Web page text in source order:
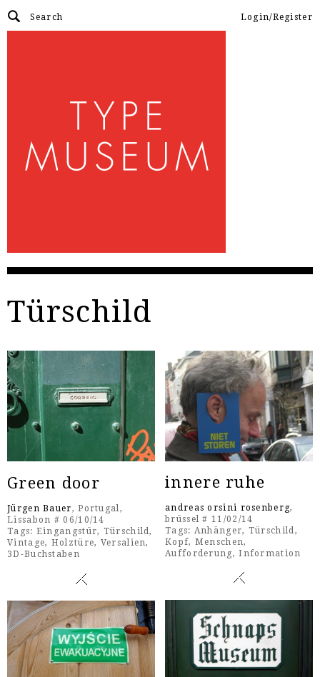
Login/Register
Türschild
Green door
Jürgen Bauer, Portugal,
Lissabon # 06/10/14
Tags: Eingangstür, Türschild,
Vintage, Holztüre, Versalien,
3D-Buchstaben
innere ruhe
andreas orsini rosenberg,
brüssel # 11/02/14
Tags: Anhänger, Türschild,
Kopf, Menschen,
Aufforderung,Information